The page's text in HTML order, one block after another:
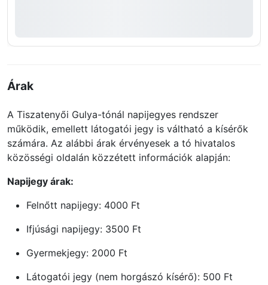
Árak
A Tiszatenyői Gulya-tónál napijegyes rendszer
működik, emellett látogatói jegy is váltható a kísérők
számára. Az alábbi árak érvényesek a tó hivatalos
közösségi oldalán közzétett információk alapján:
Napijegy árak:
Felnőtt napijegy: 4000 Ft
Ifjúsági napijegy: 3500 Ft
Gyermekjegy: 2000 Ft
Látogatói jegy (nem horgászó kísérő): 500 Ft